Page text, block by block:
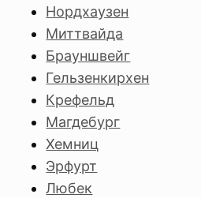
Нордхаузен
Миттвайда
Брауншвейг
Гельзенкирхен
Крефельд
Магдебург
Хемниц
Эрфурт
Любек